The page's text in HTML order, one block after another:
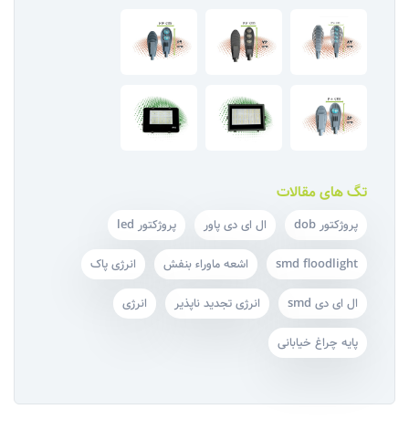
تگ های مقالات
پروژکتور dob ال ای دی پاور پروژکتور led
smd floodlight اشعه ماوراء بنفش انرژی پاک
ال ای دی smd انرژی تجدید ناپذیر انرژی
پایه چراغ خیابانی